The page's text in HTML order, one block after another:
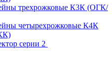
трехрожковые К3К (ОГК/
четырехрожковые К4К
серии 2